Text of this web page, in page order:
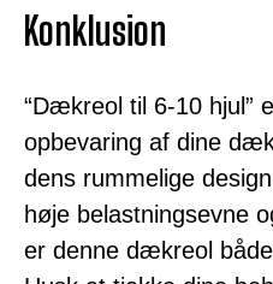
Konklusion
“Dækreol til 6-10 hjul”
opbevaring af dine
dens rummelige
høje belastningsevne
er denne dækreol